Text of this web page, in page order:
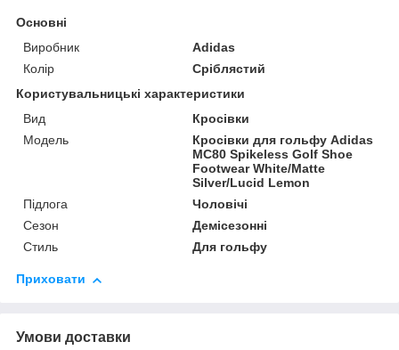
Основні
Виробник
Adidas
Колір
Сріблястий
Користувальницькі характеристики
Вид
Кросівки
Мoдель
Кросівки для гольфу Adidas
MC80 Spikeless Golf Shoe
Footwear White/Matte
Silver/Lucid Lemon
Підлога
Чоловічі
Сезон
Демісезонні
Стиль
Для гольфу
Приховати
Умови доставки